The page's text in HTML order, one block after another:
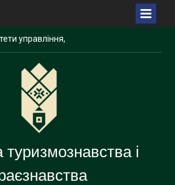
управління,
та Коломийський
запрошують на
Info Day
розвитку
проєктної
в
звітна
2025 року
і